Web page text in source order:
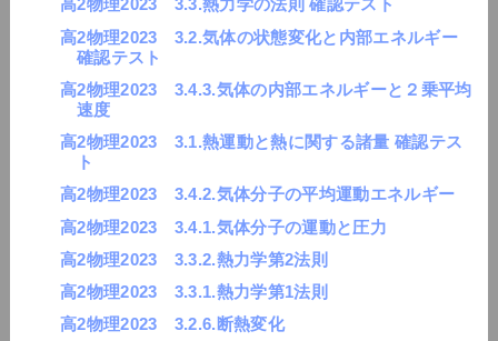
高2物理2023 3.3.熱力学の法則 確認テスト
高2物理2023 3.2.気体の状態変化と内部エネルギー
確認テスト
高2物理2023 3.4.3.気体の内部エネルギーと２乗平均
速度
高2物理2023 3.1.熱運動と熱に関する諸量 確認テス
ト
高2物理2023 3.4.2.気体分子の平均運動エネルギー
高2物理2023 3.4.1.気体分子の運動と圧力
高2物理2023 3.3.2.熱力学第2法則
高2物理2023 3.3.1.熱力学第1法則
高2物理2023 3.2.6.断熱変化